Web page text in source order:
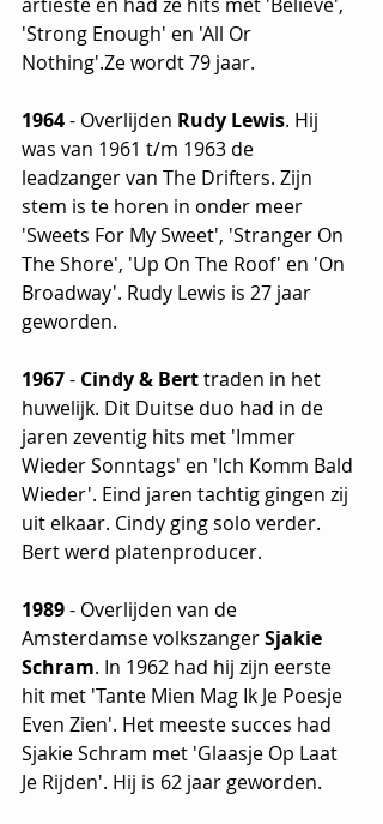
'Strong Enough' en 'All Or
Nothing'.Ze wordt 79 jaar.
1964 - Overlijden Rudy Lewis. Hij
was van 1961 t/m 1963 de
leadzanger van The Drifters. Zijn
stem is te horen in onder meer
'Sweets For My Sweet', 'Stranger On
The Shore', 'Up On The Roof' en 'On
Broadway'. Rudy Lewis is 27 jaar
geworden.
1967 - Cindy & Bert traden in het
huwelijk. Dit Duitse duo had in de
jaren zeventig hits met 'Immer
Wieder Sonntags' en 'Ich Komm Bald
Wieder'. Eind jaren tachtig gingen zij
uit elkaar. Cindy ging solo verder.
Bert werd platenproducer.
1989 - Overlijden van de
Amsterdamse volkszanger Sjakie
Schram. In 1962 had hij zijn eerste
hit met 'Tante Mien Mag Ik Je Poesje
Even Zien'. Het meeste succes had
Sjakie Schram met 'Glaasje Op Laat
Je Rijden'. Hij is 62 jaar geworden.